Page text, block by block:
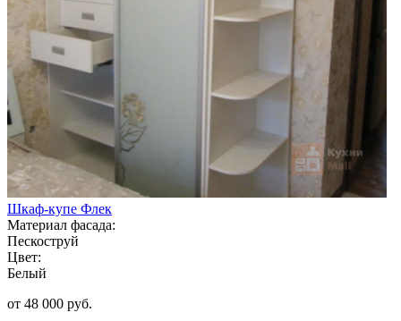
Шкаф-купе Флек
Материал фасада:
Пескоструй
Цвет:
Белый
от 48 000 руб.